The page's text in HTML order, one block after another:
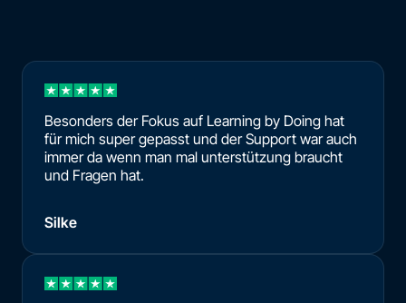
Besonders der Fokus auf Learning by Doing hat
für mich super gepasst und der Support war auch
immer da wenn man mal unterstützung braucht
und Fragen hat.
Silke